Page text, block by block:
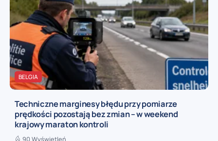
BELGIA
Techniczne marginesy błędu przy pomiarze
prędkości pozostają bez zmian – w weekend
krajowy maraton kontroli
90 Wyświetleń